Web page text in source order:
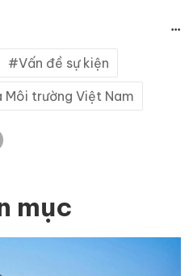
hùng ca bất tử
Lộc
ứng dụng bấm huyệt và